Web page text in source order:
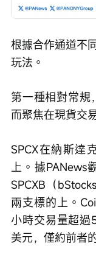
根據合作通道不
玩法。
第一種相對常規
而聚焦在現貨交
SPCX在納斯達
上。據PANews
SPCXB（
兩支標的上。
小時交易量超過
美元，僅約前者